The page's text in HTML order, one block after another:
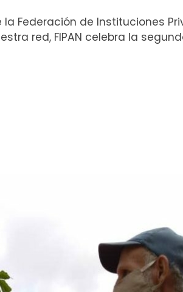
Federación de Instituciones
red, FIPAN celebra la